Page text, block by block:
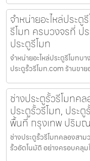
จำหน่ายอะไหล่ประตู
รีโมท ครบวงจรที่ ป
ประตูรีโมท
จำหน่ายอะไหล่ประตูรีโมทบ
ประตูรั้วรีโมท.com ร้านขา
ช่างประตูรั้วรีโมทค
ประตูรั้วรีโมท, ประ
พื้นที่ กรุงเทพ ปริม
ช่างประตูรั้วรีโมทคลองสาม
รั้วอัตโนมัติ อย่างครอบคลุ